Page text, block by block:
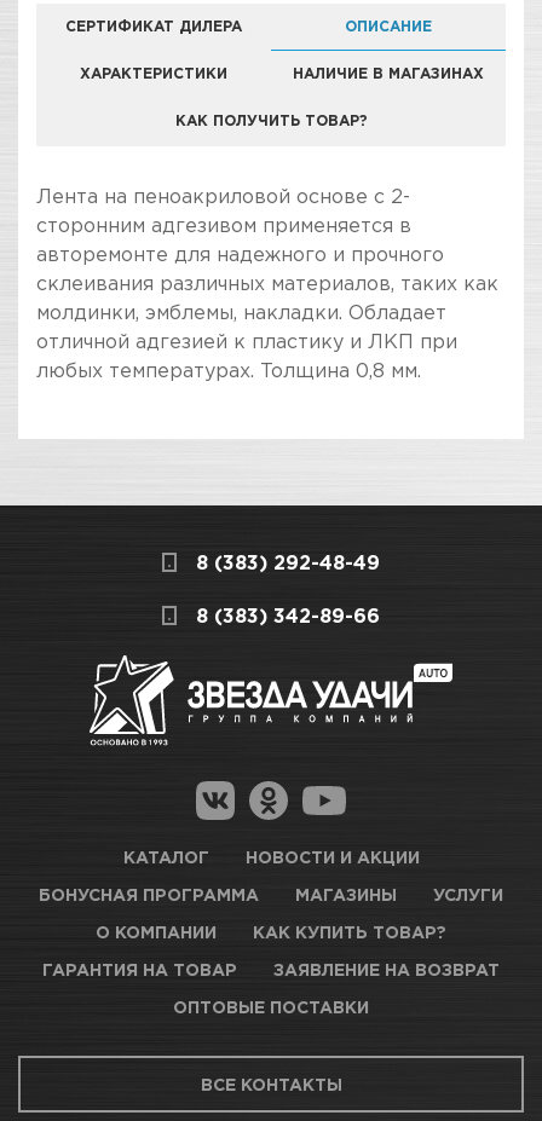
СЕРТИФИКАТ ДИЛЕРА ОПИСАНИЕ
ХАРАКТЕРИСТИКИ НАЛИЧИЕ В МАГАЗИНАХ
КАК ПОЛУЧИТЬ ТОВАР?
КОМПАНИЯ "ЗВЕЗДА УДАЧИ" ЯВЛЯЕТСЯ
ОФИЦИАЛЬНЫМ ДИЛЕРОМ БРЕНДА ROXELPRO
Лента на пеноакриловой основе с 2-
сторонним адгезивом применяется в
авторемонте для надежного и прочного
склеивания различных материалов, таких как
молдинки, эмблемы, накладки. Обладает
отличной адгезией к пластику и ЛКП при
любых температурах. Толщина 0,8 мм.
СКЛАДСКОЙ КОМПЛЕКС
Много
Новосибирск, Петухова, 27/3
КАРТА ПРОЕЗДА И КОНТАКТЫ
Новосибирск, Богдана Хмельницкого, 1/1
получение товара максимально комфортными,
поэтому подготовили для Вас самую
Как купить товар?
Гарантия на товар
Магазины для получения товара
Оптовые поставки
8 (383) 292-48-49
8 (383) 342-89-66
КАТАЛОГ НОВОСТИ И АКЦИИ
БОНУСНАЯ ПРОГРАММА МАГАЗИНЫ УСЛУГИ
О КОМПАНИИ КАК КУПИТЬ ТОВАР?
ГАРАНТИЯ НА ТОВАР ЗАЯВЛЕНИЕ НА ВОЗВРАТ
ОПТОВЫЕ ПОСТАВКИ
ВСЕ КОНТАКТЫ